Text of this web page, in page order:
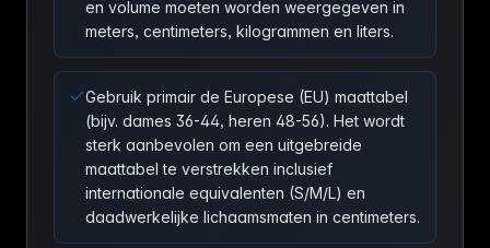
en volume moeten worden weergegeven in
meters, centimeters, kilogrammen en liters.
Gebruik primair de Europese (EU) maattabel
(bijv. dames 36-44, heren 48-56). Het wordt
sterk aanbevolen om een uitgebreide
maattabel te verstrekken inclusief
internationale equivalenten (S/M/L) en
daadwerkelijke lichaamsmaten in centimeters.